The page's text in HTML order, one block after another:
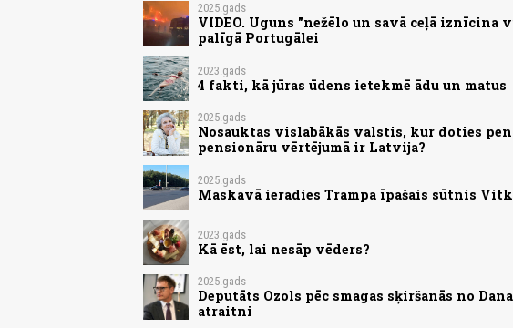
2025.gads
VIDEO. Uguns "nežēlo un savā ceļā iznīcina
palīgā Portugālei
2023.gads
4 fakti, kā jūras ūdens ietekmē ādu un matus
2025.gads
Nosauktas vislabākās valstis, kur doties
pensionāru vērtējumā ir Latvija?
2025.gads
Maskavā ieradies Trampa īpašais sūtnis
2023.gads
Kā ēst, lai nesāp vēders?
2025.gads
Deputāts Ozols pēc smagas sķiršanās no
atraitni